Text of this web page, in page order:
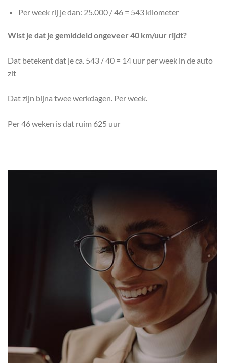
Per week rij je dan: 25.000 / 46 = 543 kilometer
Wist je dat je gemiddeld ongeveer 40 km/uur rijdt?
Dat betekent dat je ca. 543 / 40 = 14 uur per week in de auto
zit
Dat zijn bijna twee werkdagen. Per week.
Per 46 weken is dat ruim 625 uur